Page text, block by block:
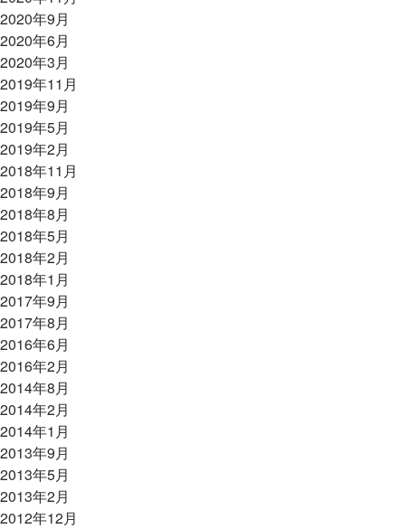
2020年9月
2020年6月
2020年3月
2019年11月
2019年9月
2019年5月
2019年2月
2018年11月
2018年9月
2018年8月
2018年5月
2018年2月
2018年1月
2017年9月
2017年8月
2016年6月
2016年2月
2014年8月
2014年2月
2014年1月
2013年9月
2013年5月
2013年2月
2012年12月